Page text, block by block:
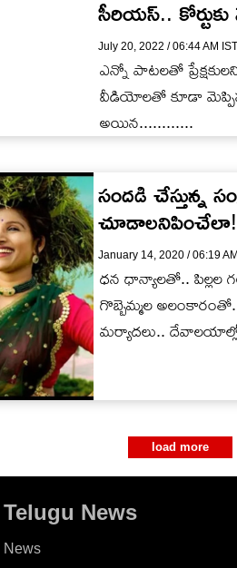
సీరియస్..
July 20, 2022 / 06:44 AM IST
ఎన్నో పాటలతో
వీడియోలతో కూడా
అయిన............
సందడి చేస్తున్న
చూడాలనిపించేలా!
January 14, 2020 / 06:19
ధన ధాన్యాలతో.. పిల్లల
గొబ్బెమ్మల
మర్యాదలు.. దేవాలయాల్లో
load more
Telugu News
News